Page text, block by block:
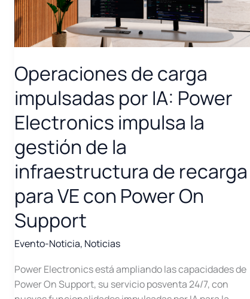
Operaciones de carga
impulsadas por IA: Power
Electronics impulsa la
gestión de la
infraestructura de recarga
para VE con Power On
Support
Evento-Noticia, Noticias
Power Electronics está ampliando las capacidades de
Power On Support, su servicio posventa 24/7, con